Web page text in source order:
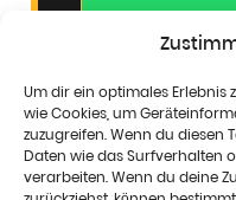
Um dir ein optimales Erlebnis
wie Cookies, um
zuzugreifen. Wenn du diesen
Daten wie das Surfverhalten
verarbeiten. Wenn du deine
E-